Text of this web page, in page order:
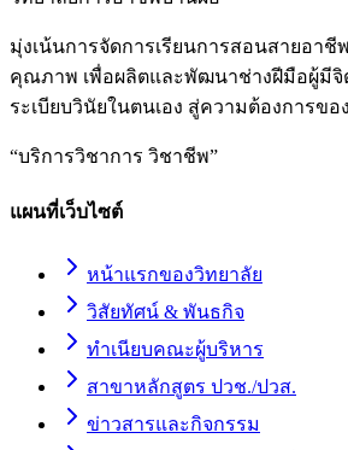
มุ่งเน้นการจัดการเรียนการสอนสายอาชี
คุณภาพ เพื่อผลิตและพัฒนาช่างฝีมือผู้มี
ระเบียบวินัยในตนเอง สู่ความต้องการข
“บริการวิชาการ วิชาชีพ”
แผนที่เว็บไซต์
หน้าแรกของวิทยาลัย
วิสัยทัศน์ & พันธกิจ
ทำเนียบคณะผู้บริหาร
สาขาหลักสูตร ปวช./ปวส.
ข่าวสารและกิจกรรม